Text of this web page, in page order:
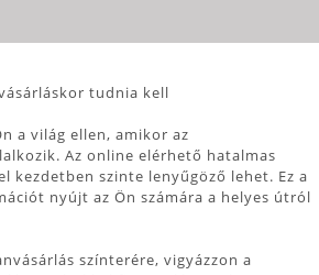
tudnia kell
a világ ellen, amikor az
Az online elérhető hatalmas
kezdetben szinte lenyűgöző lehet. Ez a
nyújt az Ön számára a helyes útról
színterére, vigyázzon a